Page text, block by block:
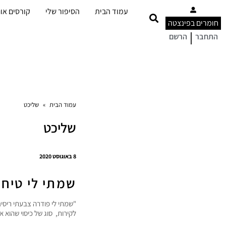
חומרים בפינצטה
התחבר | הרשם
עמוד הבית הסיפור שלי קורסים
עמוד הבית » שליכט
שליכט
8 באוגוסט 2020
שמתי לי טיח
"שמתי לי פודרה צבעתי
לקירות, סוג של כיסוי שהוא